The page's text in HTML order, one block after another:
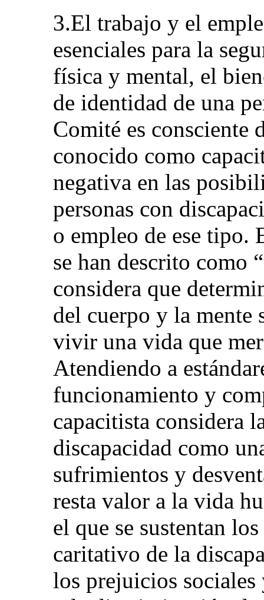
3.El trabajo y el
esenciales para la
física y mental, el
de identidad de una
Comité es consciente
conocido como
negativa en las
personas con
o empleo de ese tipo.
se han descrito como
considera que
del cuerpo y la mente
vivir una vida que
Atendiendo a
funcionamiento y
capacitista considera
discapacidad como
sufrimientos y
resta valor a la vida
el que se sustentan
caritativo de la
los prejuicios sociales